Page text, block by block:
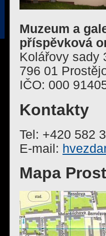
Muzeum a
příspěvková
Kolářovy sady
796 01
IČO: 000
Kontakty
Tel: +420 582
E-mail:
Mapa